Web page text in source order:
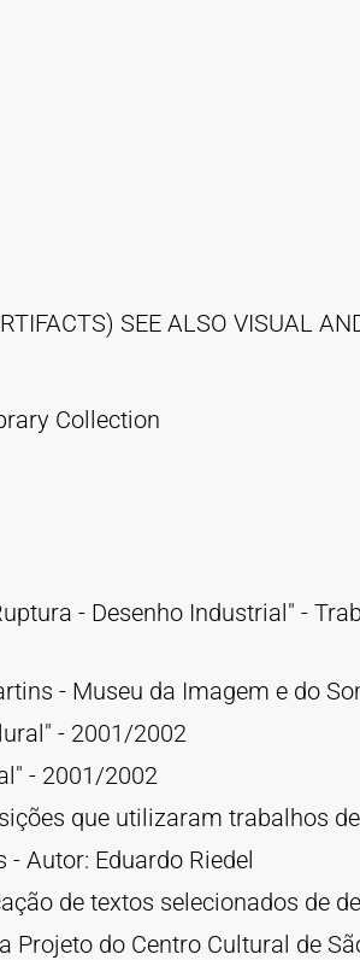
SEE ALSO VISUAL
Collection
- Desenho Industrial" -
- Museu da Imagem e do
- 2001/2002
- 2001/2002
que utilizaram trabalhos
Autor: Eduardo Riedel
de textos selecionados de
Projeto do Centro Cultural de